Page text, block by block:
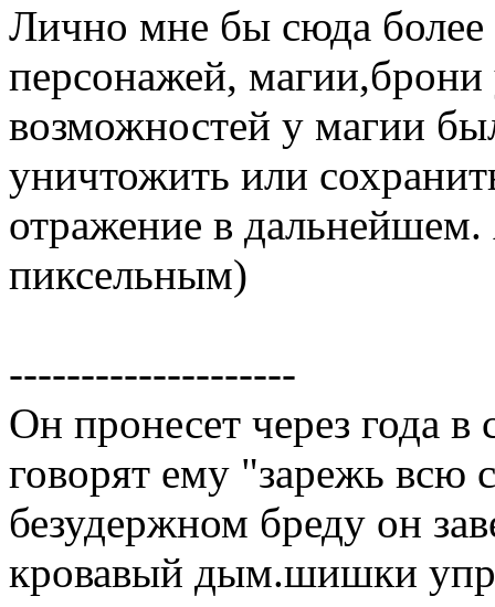
Лично мне бы сюда
персонажей,
возможностей у магии
уничтожить или
отражение в
пиксельным)
--------------------
Он пронесет через года в
говорят ему "зарежь всю
безудержном бреду он
кровавый дым.шишки